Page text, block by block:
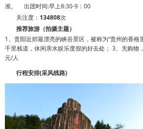
准。 出团时间:早上8:30-9：00
关注度： 134808次
推荐旅游（拍摄主题）
1、贵阳近郊最漂亮的峡谷景区，被称为“贵州的香格
千里栈道，休闲亲水娱乐度假的好去处； 3、无购物
元/人
行程安排(采风线路)